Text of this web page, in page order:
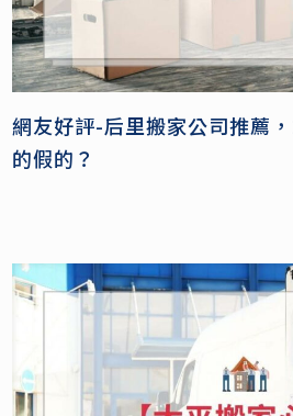
網友好評-后里搬家公司推薦
的假的？